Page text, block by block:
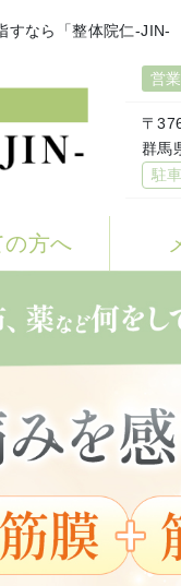
すなら「整体院仁-
営
〒
群馬
駐
の方へ